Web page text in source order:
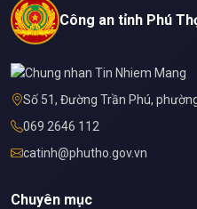
Công an tỉnh Phú
Số 51, Đường Trần Phú,
069 2646 112
catinh@phutho.gov.vn
Chuyên mục